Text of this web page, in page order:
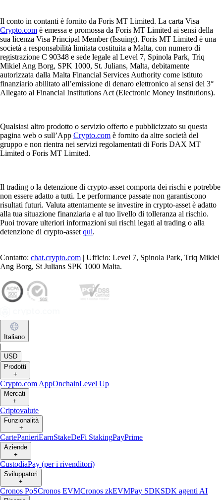
Il conto in contanti è fornito da Foris MT Limited. La carta Visa
Crypto.com è emessa e promossa da Foris MT Limited ai sensi della
sua licenza Visa Principal Member (Issuing). Foris MT Limited è una
società a responsabilità limitata costituita a Malta, con numero di
registrazione C 90348 e sede legale al Level 7, Spinola Park, Triq
Mikiel Ang Borg, SPK 1000, St. Julians, Malta, debitamente
autorizzata dalla Malta Financial Services Authority come istituto
finanziario abilitato all’emissione di denaro elettronico ai sensi del 3°
Allegato al Financial Institutions Act (Electronic Money Institutions).
Qualsiasi altro prodotto o servizio offerto e pubblicizzato su questa
pagina web o sull’App Crypto.com è fornito da altre società del
gruppo e non rientra nei servizi regolamentati di Foris DAX MT
Limited o Foris MT Limited.
Il trading o la detenzione di crypto-asset comporta dei rischi e potrebbe
non essere adatto a tutti. Le performance passate non garantiscono
risultati futuri. Valuta attentamente se investire in crypto-asset è adatto
alla tua situazione finanziaria e al tuo livello di tolleranza al rischio.
Puoi trovare ulteriori informazioni sui rischi legati al trading o alla
detenzione di crypto-asset qui.
Contatto: chat.crypto.com | Ufficio: Level 7, Spinola Park, Triq Mikiel
Ang Borg, St Julians SPK 1000 Malta.
Italiano
|
USD
Prodotti
+
Crypto.com AppOnchainLevel Up
Mercati
+
Criptovalute
Funzionalità
+
CartePanieriEarnStakeDeFi StakingPayPrime
Aziende
+
CustodiaPay (per i rivenditori)
Sviluppatori
+
Cronos PoSCronos EVMCronos zkEVMPay SDKSDK agenti AI